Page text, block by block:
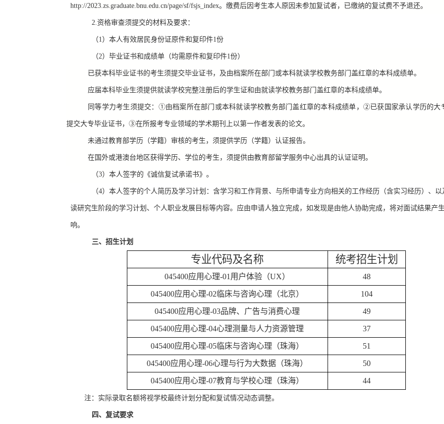
http://2023.zs.graduate.bnu.edu.cn/page/sf/fsjs_index。缴费后因考生本人原因未参加复试者，已缴纳的复试费不予退还。
2.资格审查须提交的材料及要求：
（1）本人有效居民身份证原件和复印件1份
（2）毕业证书和成绩单（均需原件和复印件1份）
已获本科毕业证书的考生须提交毕业证书，及由档案所在部门或本科就读学校教务部门盖红章的本科成绩单。
应届本科毕业生须提供就读学校完整注册后的学生证和由就读学校教务部门盖红章的本科成绩单。
同等学力考生须提交：①由档案所在部门或本科就读学校教务部门盖红章的本科成绩单，②已获国家承认学历的大
提交大专毕业证书，③在所报考专业领域的学术期刊上以第一作者发表的论文。
未通过教育部学历（学籍）审核的考生，须提供学历（学籍）认证报告。
在国外或港澳台地区获得学历、学位的考生，须提供由教育部留学服务中心出具的认证证明。
（3）本人签字的《诚信复试承诺书》。
（4）本人签字的个人简历及学习计划：含学习和工作背景、与所申请专业方向相关的工作经历（含实习经历）、以
读研究生阶段的学习计划、个人职业发展目标等内容。应由申请人独立完成，如发现是由他人协助完成，将对面试结果产
响。
三、招生计划
专业代码及名称 统考招生计划
045400应用心理-01 用户体验（UX） 48
045400应用心理-02 临床与咨询心理（北京） 104
045400应用心理-03品牌、广告与消费心理 49
045400应用心理-04心理测量与人力资源管理 37
045400应用心理-05 临床与咨询心理（珠海） 51
045400应用心理-06心理与行为大数据（珠海） 50
045400应用心理-07教育与学校心理（珠海） 44
注：实际录取名额将视学校最终计划分配和复试情况动态调整。
四、复试要求